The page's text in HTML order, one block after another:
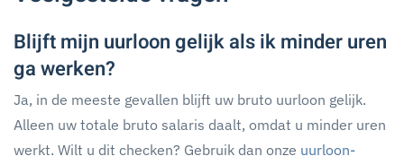
Blijft mijn uurloon gelijk als ik minder uren
ga werken?
Ja, in de meeste gevallen blijft uw bruto uurloon gelijk.
Alleen uw totale bruto salaris daalt, omdat u minder uren
werkt. Wilt u dit checken? Gebruik dan onze uurloon-